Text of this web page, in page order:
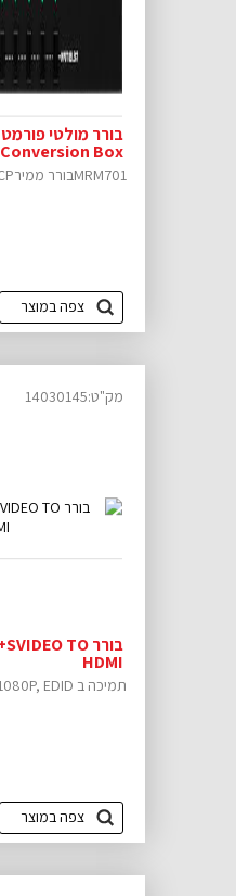
Conversion Box
MRM701בורר ממיר3XHDMI+VGA+CV+SV+CP ...
צפה במוצר
HDMI
תמיכה ב 1080P, EDID, להטענה בלבד - ...
צפה במוצר
מק"ט:14030145